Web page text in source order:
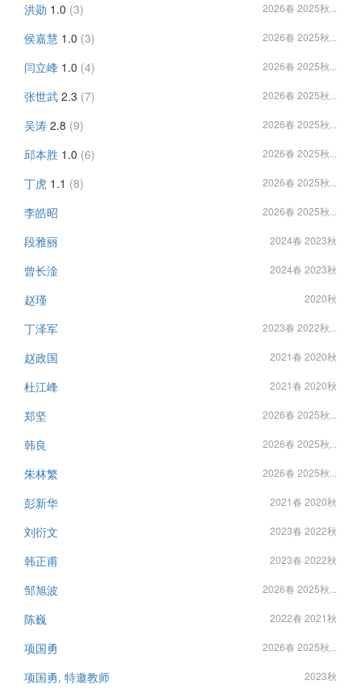
洪勋 1.0 (3) 2026春 2025秋...
侯嘉慧 1.0 (3) 2026春 2025秋...
闫立峰 1.0 (4) 2026春 2025秋...
张世武 2.3 (7) 2026春 2025秋...
吴涛 2.8 (9) 2026春 2025秋...
邱本胜 1.0 (6) 2026春 2025秋...
丁虎 1.1 (8) 2026春 2025秋...
李皓昭 2026春 2025秋...
段雅丽 2024春 2023秋
曾长淦 2024春 2023秋
赵瑾 2020秋
丁泽军 2023春 2022秋...
赵政国 2021春 2020秋
杜江峰 2021春 2020秋
郑坚 2026春 2025秋...
韩良 2026春 2025秋...
朱林繁 2026春 2025秋...
彭新华 2021春 2020秋
刘衍文 2023春 2022秋
韩正甫 2023春 2022秋
邹旭波 2026春 2025秋...
陈巍 2022春 2021秋
项国勇 2026春 2025秋...
项国勇, 特邀教师 2023秋